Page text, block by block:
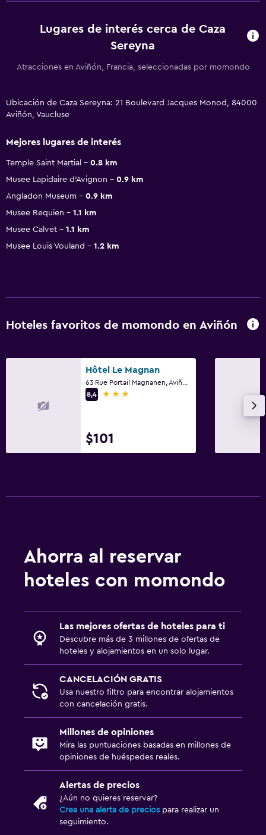
Lugares de interés cerca de Caza
Sereyna
Atracciones en Aviñón, Francia, seleccionadas por momondo
Ubicación de Caza Sereyna: 21 Boulevard Jacques Monod, 84000
Aviñón, Vaucluse
Mejores lugares de interés
Temple Saint Martial
0.8 km
Musee Lapidaire d'Avignon
0.9 km
Angladon Museum
0.9 km
Musee Requien
1.1 km
Musee Calvet
1.1 km
Musee Louis Vouland
1.2 km
Hoteles favoritos de momondo en Aviñón
Hôtel Le Magnan
8,4
3 estrellas
$101
Ahorra al reservar
hoteles con momondo
Las mejores ofertas de hoteles para ti
Descubre más de 3 millones de ofertas de
hoteles y alojamientos en un solo lugar.
CANCELACIÓN GRATIS
Usa nuestro filtro para encontrar alojamientos
con cancelación gratis.
Millones de opiniones
Mira las puntuaciones basadas en millones de
opiniones de huéspedes reales.
Alertas de precios
¿Aún no quieres reservar?
Crea una alerta de precios para realizar un
seguimiento.